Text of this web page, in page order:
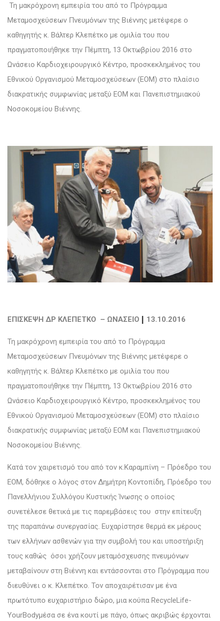
Τη μακρόχρονη εμπειρία του από το Πρόγραμμα
Μεταμοσχεύσεων Πνευμόνων της Βιέννης μετέφερε ο
καθηγητής κ. Βάλτερ Κλεπέτκο με ομιλία του που
πραγματοποιήθηκε την Πέμπτη, 13 Οκτωβρίου 2016 στο
Ωνάσειο Καρδιοχειρουργικό Κέντρο, προσκεκλημένος του
Εθνικού Οργανισμού Μεταμοσχεύσεων (ΕΟΜ) στο πλαίσιο
διακρατικής συμφωνίας μεταξύ ΕΟΜ και Πανεπιστημιακού
Νοσοκομείου Βιέννης.
ΕΠΙΣΚΕΨΗ ΔΡ ΚΛΕΠΕΤΚΟ – ΩΝΑΣΕΙΟ | 13.10.2016
Τη μακρόχρονη εμπειρία του από το Πρόγραμμα
Μεταμοσχεύσεων Πνευμόνων της Βιέννης μετέφερε ο
καθηγητής κ. Βάλτερ Κλεπέτκο με ομιλία του που
πραγματοποιήθηκε την Πέμπτη, 13 Οκτωβρίου 2016 στο
Ωνάσειο Καρδιοχειρουργικό Κέντρο, προσκεκλημένος του
Εθνικού Οργανισμού Μεταμοσχεύσεων (ΕΟΜ) στο πλαίσιο
διακρατικής συμφωνίας μεταξύ ΕΟΜ και Πανεπιστημιακού
Νοσοκομείου Βιέννης.
Κατά τον χαιρετισμό του από τον κ.Καραμπίνη – Πρόεδρο του
ΕΟΜ, δόθηκε ο λόγος στον Δημήτρη Κοντοπίδη, Πρόεδρο του
Πανελλήνιου Συλλόγου Κυστικής Ίνωσης ο οποίος
συνετέλεσε θετικά με τις παρεμβάσεις του στην επίτευξη
της παραπάνω συνεργασίας. Ευχαρίστησε θερμά εκ μέρους
των ελλήνων ασθενών για την συμβολή του και υποστήριξη
τους καθώς όσοι χρήζουν μεταμόσχευσης πνευμόνων
μεταβαίνουν στη Βιέννη και εντάσσονται στο Πρόγραμμα που
διευθύνει ο κ. Κλεπέτκο. Τον αποχαιρέτισαν με ένα
πρωτότυπο ευχαριστήριο δώρο, μια κούπα RecycleLife-
YourBodyμέσα σε ένα κουτί με πάγο, όπως ακριβώς έρχονται